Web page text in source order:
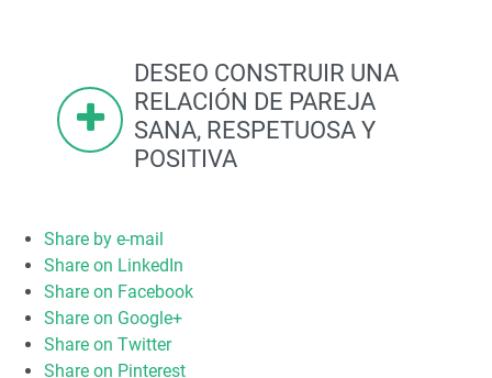
DESEO CONSTRUIR UNA
RELACIÓN DE PAREJA
SANA, RESPETUOSA Y
POSITIVA
Share by e-mail
Share on LinkedIn
Share on Facebook
Share on Google+
Share on Twitter
Share on Pinterest